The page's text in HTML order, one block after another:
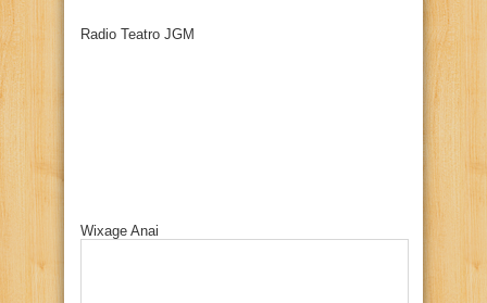
Radio Teatro JGM
Wixage Anai